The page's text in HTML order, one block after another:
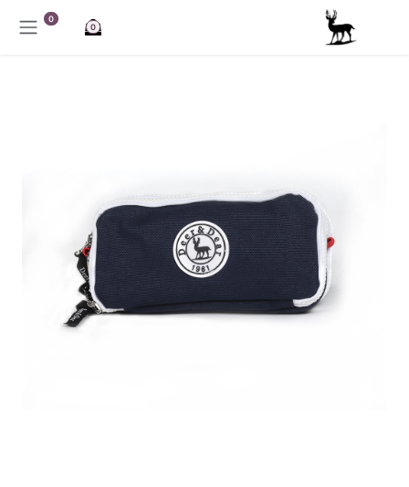
تخطي للذهاب إلى المحتوى
0
0